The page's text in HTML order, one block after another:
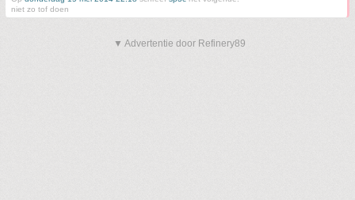
niet zo tof doen
▼ Advertentie door Refinery89